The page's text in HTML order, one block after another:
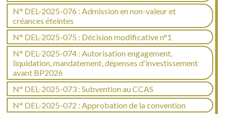
N° DEL-2025-076 : Admission en non-valeur et
créances éteintes
N° DEL-2025-075 : Décision modificative n°1
N° DEL-2025-074 : Autorisation engagement,
liquidation, mandatement, dépenses d'investissement
avant BP2026
N° DEL-2025-073 : Subvention au CCAS
N° DEL-2025-072 : Approbation de la convention